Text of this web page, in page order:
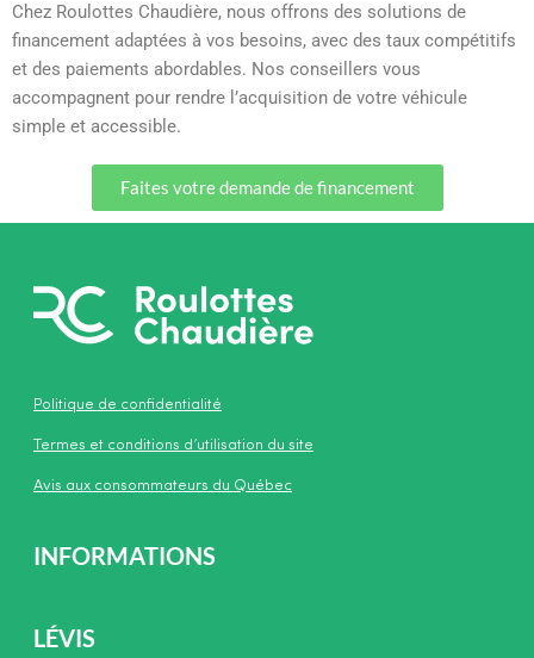
Chez Roulottes Chaudière, nous offrons des solutions de
financement adaptées à vos besoins, avec des taux compétitifs
et des paiements abordables. Nos conseillers vous
accompagnent pour rendre l’acquisition de votre véhicule
simple et accessible.
Faites votre demande de financement
Politique de confidentialité
Termes et conditions d’utilisation du site
Avis aux consommateurs du Québec
INFORMATIONS
LÉVIS